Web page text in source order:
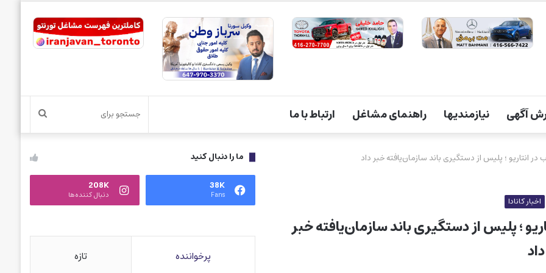
آگهی نیازمندیها راهنمای مشاغل ارتباط با ما جستجو
برای
اخبار کانادا
در انتاریو ؛ پلیس از دستگیری باند سازمان‌یافته خبر
داد
ما را دنبال کنید
38K
Fans
208K
دنبال کننده‌ها
پرخواننده تازه